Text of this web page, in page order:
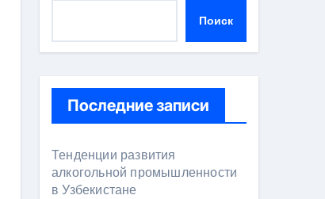
Поиск
Последние записи
Тенденции развития
алкогольной промышленности
в Узбекистане